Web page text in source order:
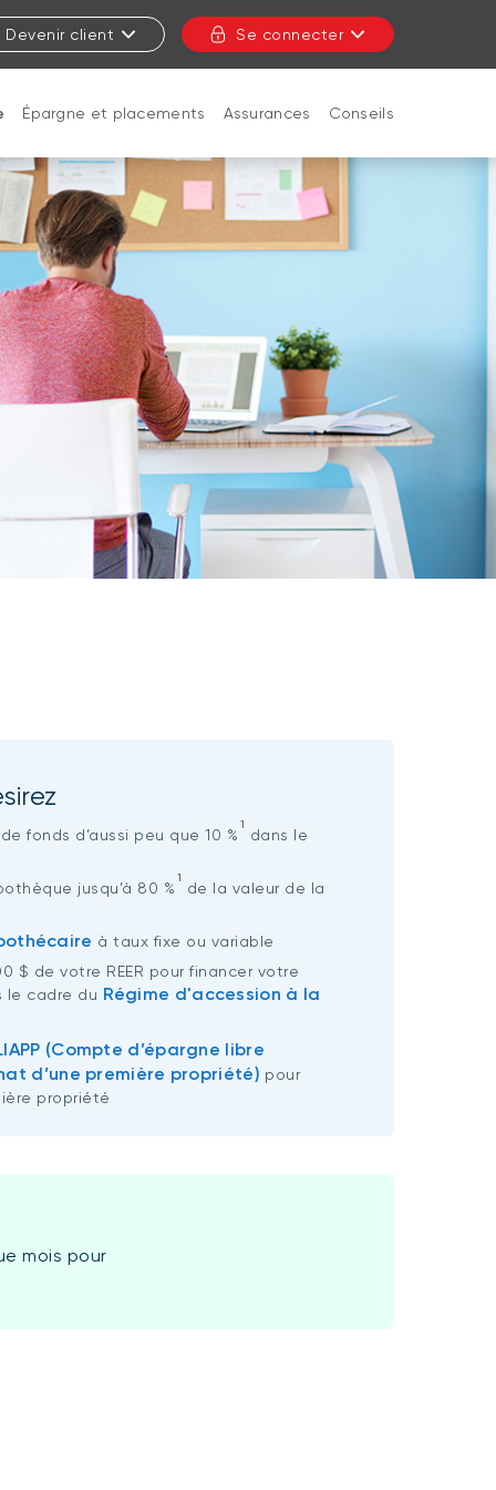
Devenir client Se connecter
Épargne et placements Assurances Conseils
FERMER
fonds d’aussi peu que 10 %
1
dans le
jusqu’à 80 %
1
de la valeur de la
à taux fixe ou variable
$ de votre REER pour financer votre
le cadre du Régime d'accession à la
(Compte d’épargne libre
d’une première propriété) pour
propriété
mois pour